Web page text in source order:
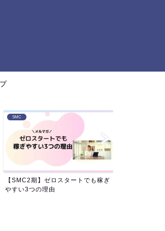
SMC
【SMC2期】ゼロスタートでも稼ぎ
やすい3つの理由